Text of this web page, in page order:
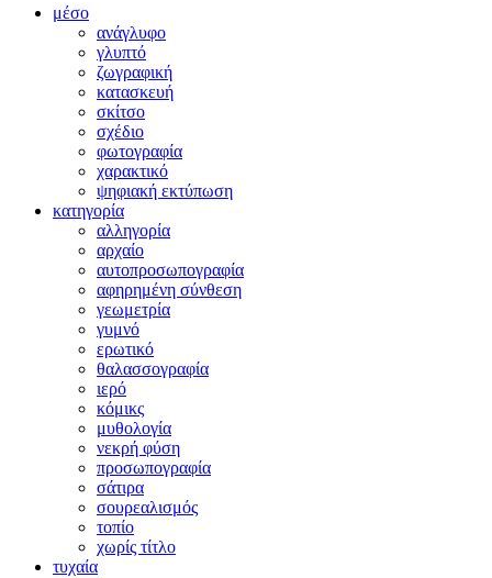
μέσο
ανάγλυφο
γλυπτό
ζωγραφική
κατασκευή
σκίτσο
σχέδιο
φωτογραφία
χαρακτικό
ψηφιακή εκτύπωση
κατηγορία
αλληγορία
αρχαίο
αυτοπροσωπογραφία
αφηρημένη σύνθεση
γεωμετρία
γυμνό
ερωτικό
θαλασσογραφία
ιερό
κόμικς
μυθολογία
νεκρή φύση
προσωπογραφία
σάτιρα
σουρεαλισμός
τοπίο
χωρίς τίτλο
τυχαία